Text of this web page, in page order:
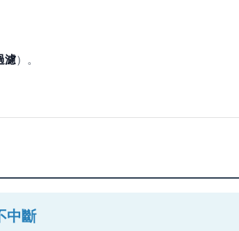
濾）。
中斷